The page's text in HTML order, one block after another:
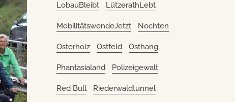
LobauBleibt LützerathLebt
MobilitätswendeJetzt Nochten
Osterholz Ostfeld Osthang
Phantasialand Polizeigewalt
Red Bull Riederwaldtunnel